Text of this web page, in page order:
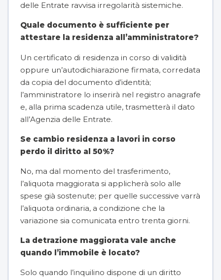
delle Entrate ravvisa irregolarità sistemiche.
Quale documento è sufficiente per
attestare la residenza all’amministratore?
Un certificato di residenza in corso di validità
oppure un’autodichiarazione firmata, corredata
da copia del documento d’identità;
l’amministratore lo inserirà nel registro anagrafe
e, alla prima scadenza utile, trasmetterà il dato
all’Agenzia delle Entrate.
Se cambio residenza a lavori in corso
perdo il diritto al 50%?
No, ma dal momento del trasferimento,
l’aliquota maggiorata si applicherà solo alle
spese già sostenute; per quelle successive varrà
l’aliquota ordinaria, a condizione che la
variazione sia comunicata entro trenta giorni.
La detrazione maggiorata vale anche
quando l’immobile è locato?
Solo quando l’inquilino dispone di un diritto